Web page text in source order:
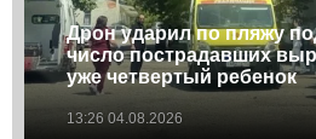
Дрон ударил по пляжу
число пострадавших
уже четвертый ребенок
13:26 04.08.2026